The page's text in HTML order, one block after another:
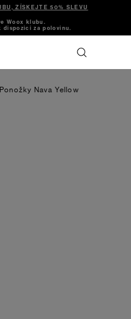
ZÍSKEJTE 50% SLEVU
Woox klubu.
dispozici za polovinu.
Ponožky Nava Yellow